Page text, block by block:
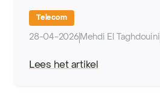
Telecom
28-04-2026 Mehdi El Taghdouini
Lees het artikel